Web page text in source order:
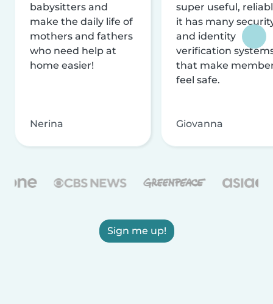
babysitters and
make the daily life of
mothers and fathers
who need help at
home easier!
Nerina
super useful,
it has many
and identity
verification
that make
feel safe.
Giovanna
Sign me up!